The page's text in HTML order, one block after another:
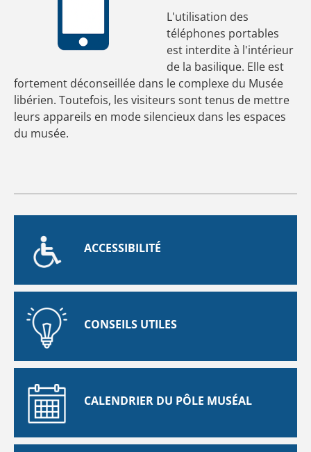
L'utilisation des
téléphones portables
est interdite à l'intérieur
de la basilique. Elle est
fortement déconseillée dans le complexe du Musée
libérien. Toutefois, les visiteurs sont tenus de mettre
leurs appareils en mode silencieux dans les espaces
du musée.
ACCESSIBILITÉ
CONSEILS UTILES
CALENDRIER DU PÔLE MUSÉAL